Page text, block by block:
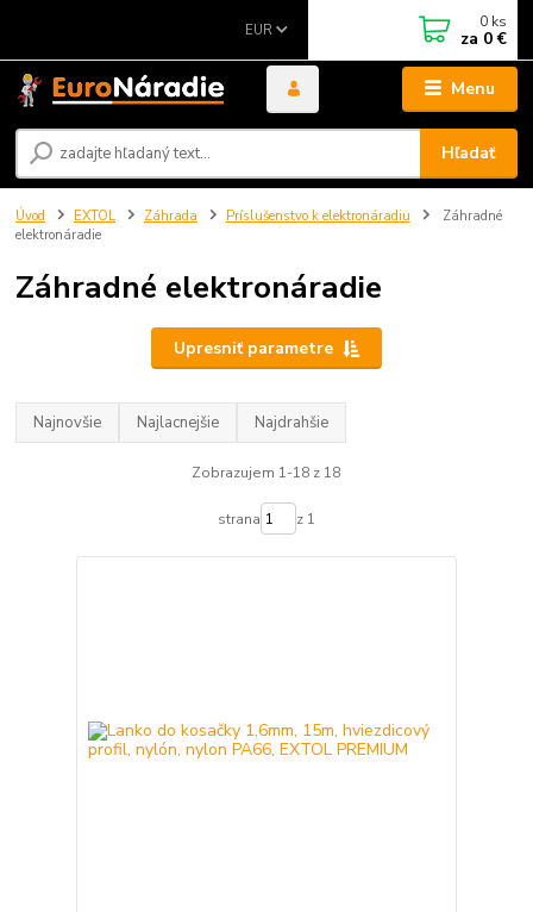
Menu
EUR
Hľadať
0 ks
za 0 €
Úvod EXTOL Záhrada Príslušenstvo k elektronáradiu
Záhradné
elektronáradie
Záhradné elektronáradie
Upresniť parametre
Najnovšie Najlacnejšie Najdrahšie
Zobrazujem 1-18 z 18
strana z 1